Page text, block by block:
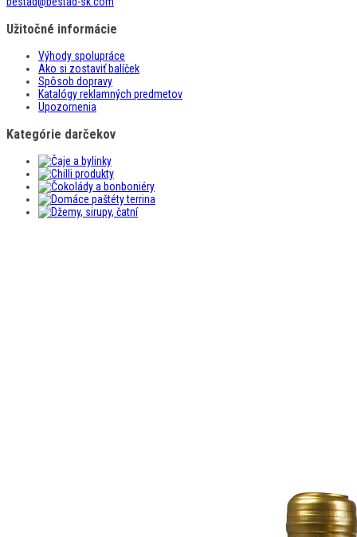
Užitočné informácie
Výhody spolupráce
Ako si zostaviť balíček
Spôsob dopravy
Katalógy reklamných predmetov
Upozornenia
Kategórie darčekov